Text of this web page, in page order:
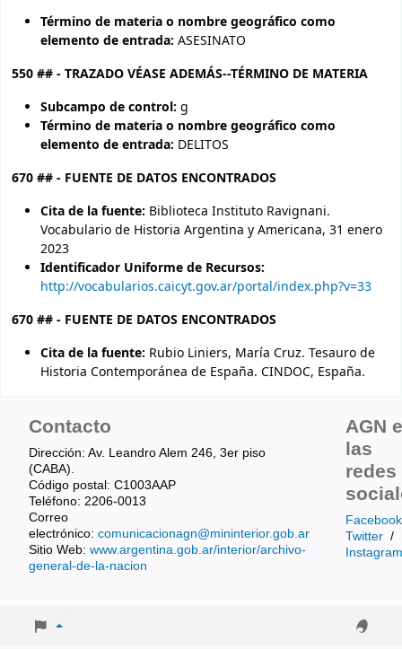
Término de materia o nombre geográfico como
elemento de entrada: ASESINATO
550 ## - TRAZADO VÉASE ADEMÁS--TÉRMINO DE MATERIA
Subcampo de control: g
Término de materia o nombre geográfico como
elemento de entrada: DELITOS
670 ## - FUENTE DE DATOS ENCONTRADOS
Cita de la fuente: Biblioteca Instituto Ravignani.
Vocabulario de Historia Argentina y Americana, 31 enero
2023
Identificador Uniforme de Recursos:
http://vocabularios.caicyt.gov.ar/portal/index.php?v=33
670 ## - FUENTE DE DATOS ENCONTRADOS
Cita de la fuente: Rubio Liniers, María Cruz. Tesauro de
Historia Contemporánea de España. CINDOC, España.
Contacto
Dirección: Av. Leandro Alem 246, 3er piso
(CABA).
Código postal: C1003AAP
Teléfono: 2206-0013
Correo
electrónico: comunicacionagn@mininterior.gob.ar
Sitio Web: www.argentina.gob.ar/interior/archivo-
general-de-la-nacion
AGN
las
redes
Facebook
Twitter /
Instagram